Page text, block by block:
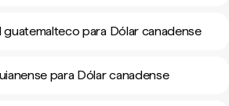
guatemalteco para Dólar canadense
para Dólar canadense